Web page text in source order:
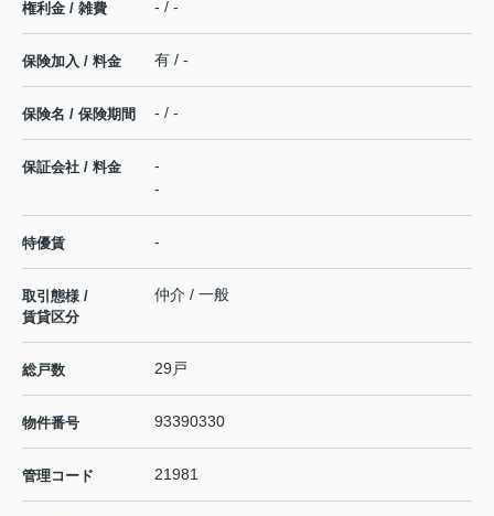
権利金 / 雑費 - / -
保険加入 / 料金 有 / -
保険名 / 保険期間 - / -
保証会社 / 料金
-
-
特優賃 -
取引態様 /
賃貸区分
仲介 / 一般
総戸数 29戸
物件番号 93390330
管理コード 21981